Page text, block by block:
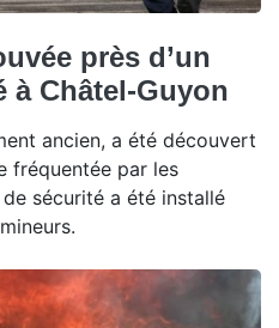
près d’un
à Châtel-Guyon
ancien, a été découvert
fréquentée par les
sécurité a été installé